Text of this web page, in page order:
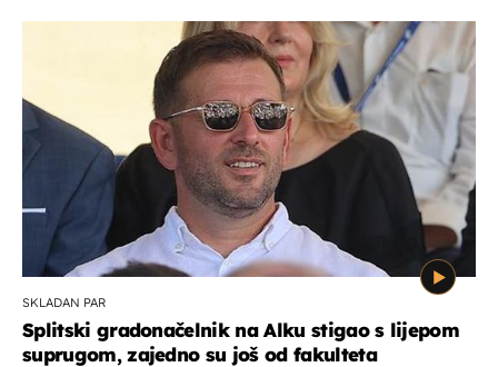
SKLADAN PAR
Splitski gradonačelnik na Alku stigao s lijepom
suprugom, zajedno su još od fakulteta